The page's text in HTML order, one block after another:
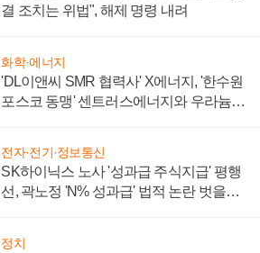
결 조치는 위법", 해제 명령 내려
화학·에너지
'DL이앤씨 SMR 협력사' X에너지, '한수원
포스코 동맹' 센트러스에너지와 우라늄
전자·전기·정보통신
SK하이닉스 노사 '성과급 주식지급' 평행
선, 곽노정 'N% 성과급' 법적 논란 벗을지
정치